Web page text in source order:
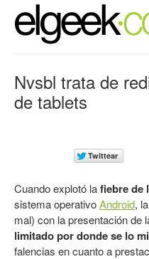
Nvsbl trata de
de tablets
Cuando explotó lafiebre de
sistema operativoAndroid,
mal) con la presentación de
limitado por donde se lo
falencias en cuanto a